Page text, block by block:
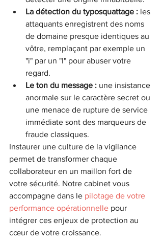
La détection du typosquattage : les
attaquants enregistrent des noms
de domaine presque identiques au
vôtre, remplaçant par exemple un
"i" par un "l" pour abuser votre
regard.
Le ton du message : une insistance
anormale sur le caractère secret ou
une menace de rupture de service
immédiate sont des marqueurs de
fraude classiques.
Instaurer une culture de la vigilance
permet de transformer chaque
collaborateur en un maillon fort de
votre sécurité. Notre cabinet vous
accompagne dans le pilotage de votre
performance opérationnelle pour
intégrer ces enjeux de protection au
cœur de votre croissance.